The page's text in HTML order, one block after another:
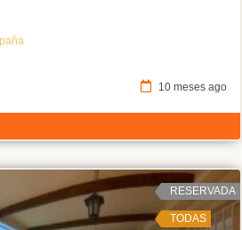
10 meses ago
RESERVADA
TODAS